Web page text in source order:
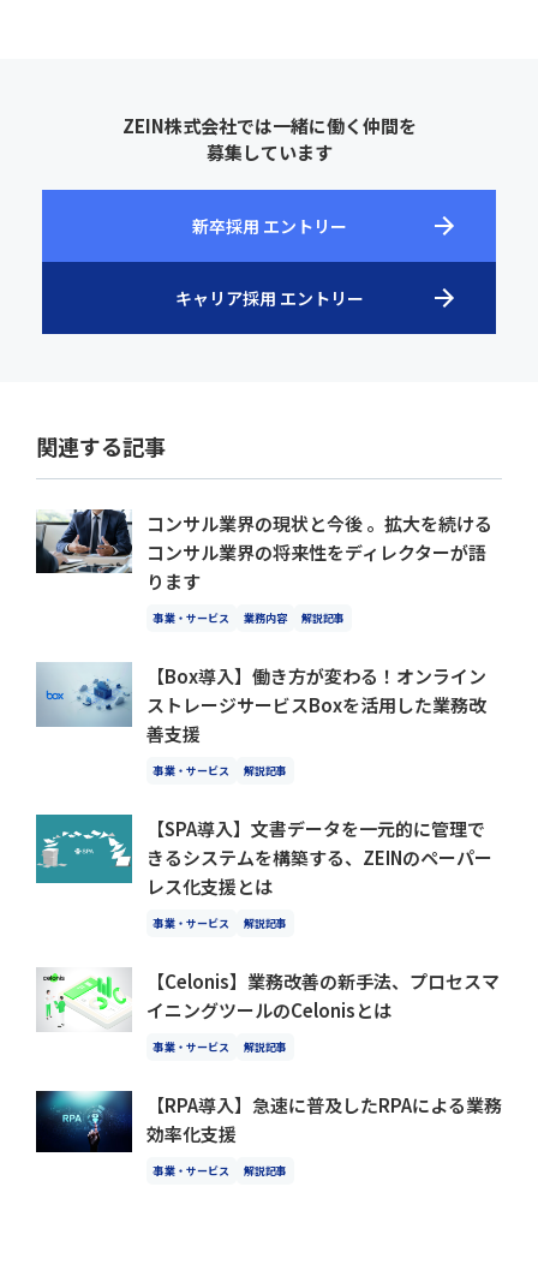
ZEIN株式会社では一緒に働く仲間を
募集しています
新卒採用 エントリー
キャリア採用 エントリー
関連する記事
コンサル業界の現状と今後 。拡大を続ける
コンサル業界の将来性をディレクターが語
ります
事業・サービス 業務内容 解説記事
【Box導入】働き方が変わる！オンライン
ストレージサービスBoxを活用した業務改
善支援
事業・サービス 解説記事
【SPA導入】文書データを一元的に管理で
きるシステムを構築する、ZEINのペーパー
レス化支援とは
事業・サービス 解説記事
【Celonis】業務改善の新手法、プロセスマ
イニングツールのCelonisとは
事業・サービス 解説記事
【RPA導入】急速に普及したRPAによる業務
効率化支援
事業・サービス 解説記事